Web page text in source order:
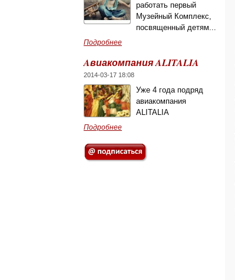
работать первый
Музейный Комплекс,
посвященный детям...
Подробнее
Aвиакомпания ALITALIA
2014-03-17 18:08
Уже 4 года подряд
авиакомпания
ALITALIA
Подробнее